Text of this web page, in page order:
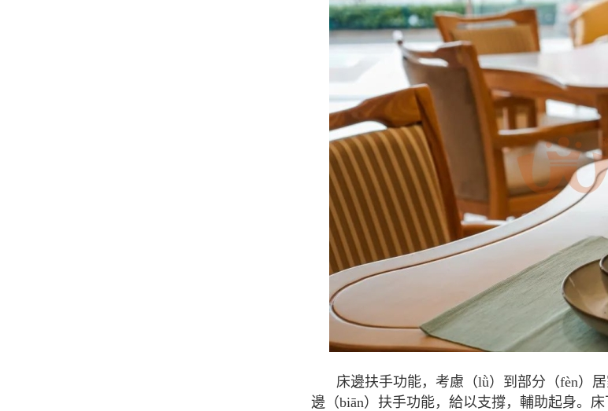
床邊扶手功能，考慮（lǜ）到部分（fèn）
邊（biān）扶手功能，給以支撐，輔助起身。